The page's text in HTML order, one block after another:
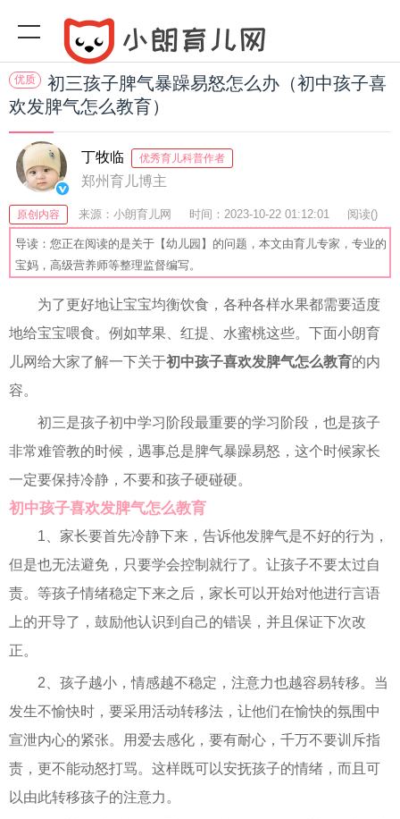
优质
初三孩子脾气暴躁易怒怎么办（初中孩子喜
欢发脾气怎么教育）
丁牧临 优秀育儿科普作者
郑州育儿博主
原创内容 来源：小朗育儿网 时间：2023-10-22 01:12:01 阅读()
收藏：21 分享：47 爆
导读：您正在阅读的是关于【幼儿园】的问题，本文由育儿专家，专业的
宝妈，高级营养师等整理监督编写。
为了更好地让宝宝均衡饮食，各种各样水果都需要适度
地给宝宝喂食。例如苹果、红提、水蜜桃这些。下面小朗育
儿网给大家了解一下关于初中孩子喜欢发脾气怎么教育的内
容。
初三是孩子初中学习阶段最重要的学习阶段，也是孩子
非常难管教的时候，遇事总是脾气暴躁易怒，这个时候家长
一定要保持冷静，不要和孩子硬碰硬。
初中孩子喜欢发脾气怎么教育
1、家长要首先冷静下来，告诉他发脾气是不好的行为，
但是也无法避免，只要学会控制就行了。让孩子不要太过自
责。等孩子情绪稳定下来之后，家长可以开始对他进行言语
上的开导了，鼓励他认识到自己的错误，并且保证下次改
正。
2、孩子越小，情感越不稳定，注意力也越容易转移。当
发生不愉快时，要采用活动转移法，让他们在愉快的氛围中
宣泄内心的紧张。用爱去感化，要有耐心，千万不要训斥指
责，更不能动怒打骂。这样既可以安抚孩子的情绪，而且可
以由此转移孩子的注意力。